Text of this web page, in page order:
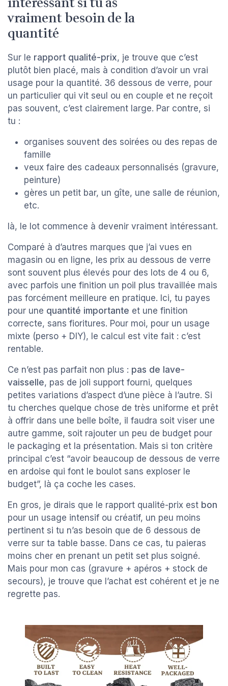
vraiment besoin de la
quantité
Sur le rapport qualité-prix, je trouve que c’est
plutôt bien placé, mais à condition d’avoir un vrai
usage pour la quantité. 36 dessous de verre, pour
un particulier qui vit seul ou en couple et ne reçoit
pas souvent, c’est clairement large. Par contre, si
tu :
organises souvent des soirées ou des repas de
famille
veux faire des cadeaux personnalisés (gravure,
peinture)
gères un petit bar, un gîte, une salle de réunion,
etc.
là, le lot commence à devenir vraiment intéressant.
Comparé à d’autres marques que j’ai vues en
magasin ou en ligne, les prix au dessous de verre
sont souvent plus élevés pour des lots de 4 ou 6,
avec parfois une finition un poil plus travaillée mais
pas forcément meilleure en pratique. Ici, tu payes
pour une quantité importante et une finition
correcte, sans fioritures. Pour moi, pour un usage
mixte (perso + DIY), le calcul est vite fait : c’est
rentable.
Ce n’est pas parfait non plus : pas de lave-
vaisselle, pas de joli support fourni, quelques
petites variations d’aspect d’une pièce à l’autre. Si
tu cherches quelque chose de très uniforme et prêt
à offrir dans une belle boîte, il faudra soit viser une
autre gamme, soit rajouter un peu de budget pour
le packaging et la présentation. Mais si ton critère
principal c’est “avoir beaucoup de dessous de verre
en ardoise qui font le boulot sans exploser le
budget”, là ça coche les cases.
En gros, je dirais que le rapport qualité-prix est bon
pour un usage intensif ou créatif, un peu moins
pertinent si tu n’as besoin que de 6 dessous de
verre sur ta table basse. Dans ce cas, tu paieras
moins cher en prenant un petit set plus soigné.
Mais pour mon cas (gravure + apéros + stock de
secours), je trouve que l’achat est cohérent et je ne
regrette pas.